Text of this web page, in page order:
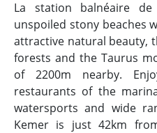
La station balnéaire
unspoiled stony beaches
attractive natural beauty,
forests and the Taurus
of 2200m nearby.
restaurants of the
watersports and wide
Kemer is just 42km